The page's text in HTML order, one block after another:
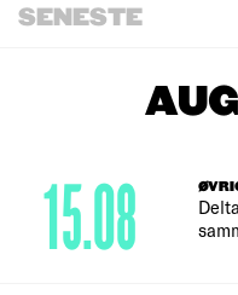
SENESTE
15.08